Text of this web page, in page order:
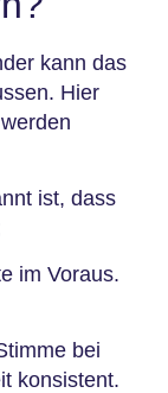
kann das
Hier
ist, dass
im Voraus.
bei
konsistent.